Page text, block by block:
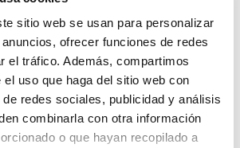
sitio web se usan para personalizar
ofrecer funciones de redes
el tráfico. Además, compartimos
el uso que haga del sitio web con
redes sociales, publicidad y análisis
combinarla con otra información
o que hayan recopilado a
que siguin capaços de
velocitat de l’empresa i
realitats ràpidament enlloc
ens serveixin (això
astart-up). No tornar-se boig
Per exemple, no dir-li CTO a
de les tres persones que
up, per després haver de